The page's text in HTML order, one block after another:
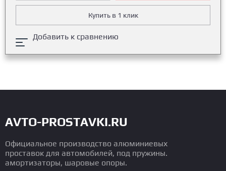
Купить в 1 клик
Добавить к сравнению
AVTO-PROSTAVKI.RU
Официальное производство алюминиевых
проставок для автомобилей, под пружины.
амортизаторы, шаровые опоры.